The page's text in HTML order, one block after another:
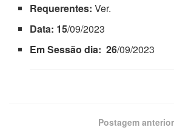
Requerentes: Ver.
Data: 15/09/2023
Em Sessão dia: 26/09/2023
Postagem anterior